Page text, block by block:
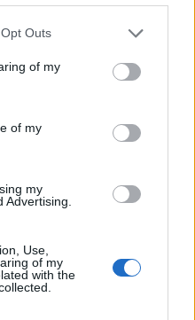
uses one or more Google
You may click to
and its third-party tags to
purposes in below Google
Outs
of my
of my
my
Advertising.
Use,
of my
with the
ή «ποντιακή
στην Τουρκία